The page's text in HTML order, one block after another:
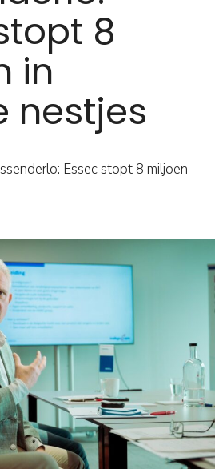
8
in
nestjes
Essec stopt 8 miljoen